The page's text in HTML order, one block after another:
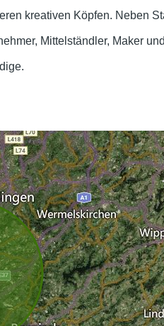
kreativen Köpfen. Neben
Mittelständler, Maker